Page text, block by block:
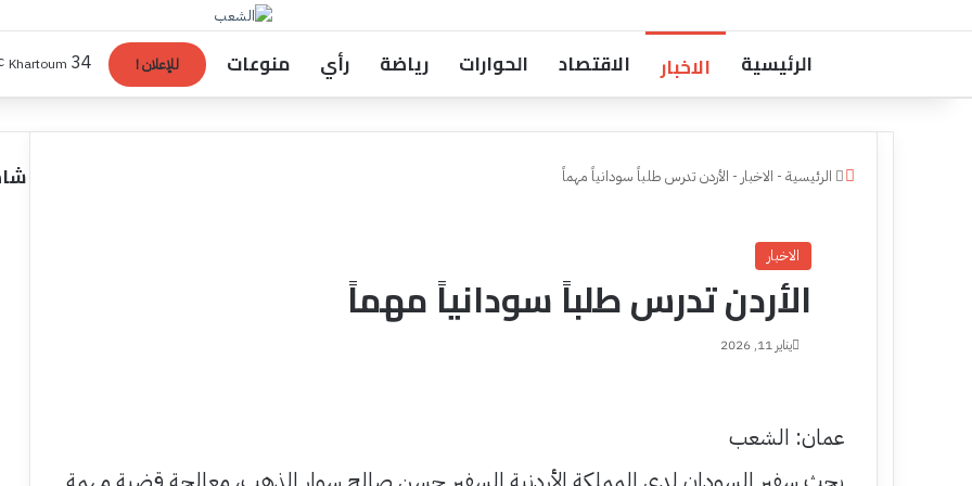
الرئيسية الاخبار الاقتصاد الحوارات رياضة رأي منوعات للإعلان ! Khartoum 34
الرئيسية - الاخبار - الأردن تدرس طلباً سودانياً مهماً
الاخبار
الأردن تدرس طلباً سودانياً مهماً
يناير 11, 2026
عمان: الشعب
إ